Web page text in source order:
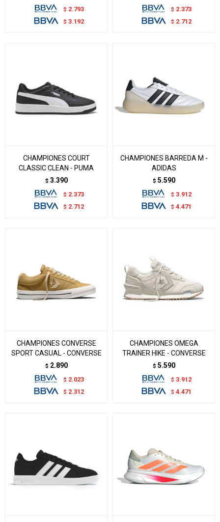
$ 2.793
$ 3.192
$ 2.373
$ 2.712
CHAMPIONES COURT
CLASSIC CLEAN - PUMA
$ 3.390
$ 2.373
$ 2.712
CHAMPIONES BARREDA M -
ADIDAS
$ 5.590
$ 3.912
$ 4.471
CHAMPIONES CONVERSE
SPORT CASUAL - CONVERSE
$ 2.890
$ 2.023
$ 2.312
CHAMPIONES OMEGA
TRAINER HIKE - CONVERSE
$ 5.590
$ 3.912
$ 4.471